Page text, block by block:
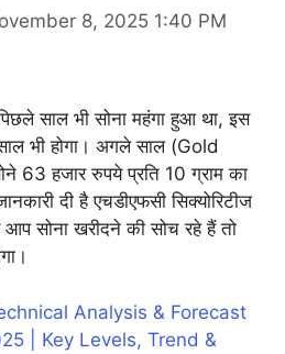
8, 2025 1:40 PM
साल भी सोना महंगा हुआ था, इस
भी होगा। अगले साल (Gold
63 हजार रुपये प्रति 10 ग्राम का
दी है एचडीएफसी सिक्योरिटीज
सोना खरीदने की सोच रहे हैं तो
Analysis & Forecast
| Key Levels, Trend &